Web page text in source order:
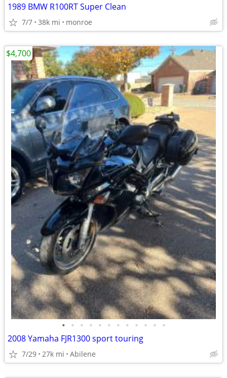
1989 BMW R100RT Super Clean
7/7 38k mi monroe
• • • • • • • • • • • •
2008 Yamaha FJR1300 sport touring
7/29 27k mi Abilene
$4,700